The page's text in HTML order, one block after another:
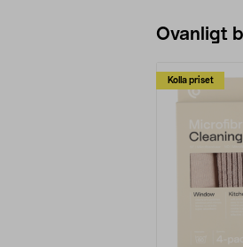
Ovanligt
Kolla priset